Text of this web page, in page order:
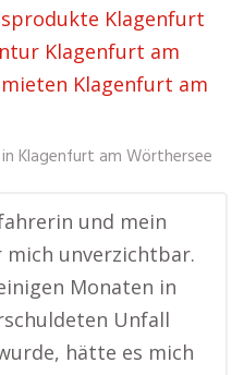
Klagenfurt
Klagenfurt am
Klagenfurt am
Klagenfurt am Wörthersee
und mein
unverzichtbar.
Monaten in
Unfall
hätte es mich